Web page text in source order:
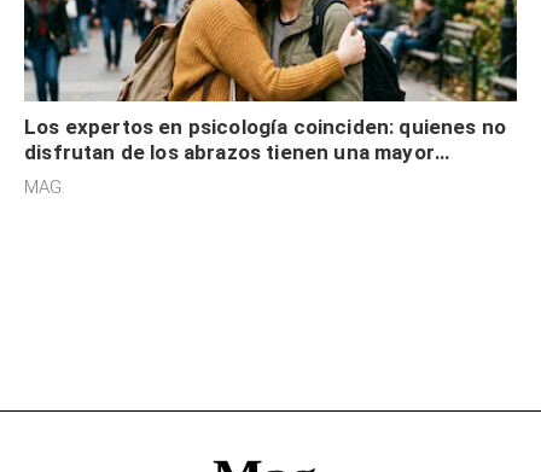
Los expertos en psicología coinciden: quienes no
disfrutan de los abrazos tienen una mayor
sensibilidad a los estímulos físicos y no es por
MAG.